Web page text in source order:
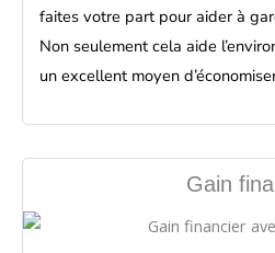
faites votre part pour aider à
Non seulement cela aide
un excellent moyen
Gain